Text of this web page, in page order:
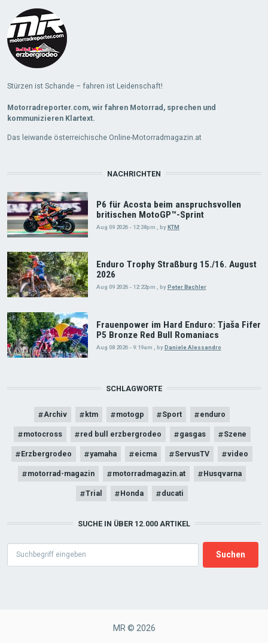
Stürzen ist Schande – fahren ist Leidenschaft!
Motorradreporter.com, wir fahren Motorrad, sprechen und
kommunizieren Klartext.
Das leiwande österreichische Online-Motorradmagazin.at
NACHRICHTEN
P6 für Acosta beim anspruchsvollen
britischen MotoGP™-Sprint
Aug 09 2026 - 12:38pm byKTM
Enduro Trophy Straßburg 15./16. August
2026
Aug 09 2026 - 12:22pm , by Peter Bachler
Frauenpower im Hard Enduro: Tjaša Fifer
P5 Bronze Red Bull Romaniacs
Aug 08 2026 - 9:19am byDaniele Alessandro
SCHLAGWORTE
Archiv ktm motogp Sport enduro
motocross red bull erzbergrodeo gasgas Szene
Erzbergrodeo yamaha eicma ServusTV video
motorrad-magazin motorradmagazin.at Husqvarna
Trial Honda ducati
SUCHE IN ÜBER 12.000 ARTIKEL
MR © 2026